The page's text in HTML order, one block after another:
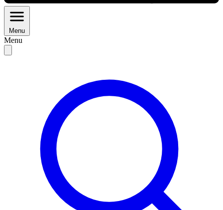
Menu
Menu